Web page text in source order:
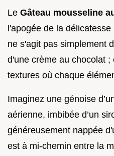
Le Gâteau mousseline
l'apogée de la
ne s'agit pas simplement
d'une crème au chocolat
textures où chaque
Imaginez une génoise
aérienne, imbibée d’un
généreusement nappée
est à mi-chemin entre la